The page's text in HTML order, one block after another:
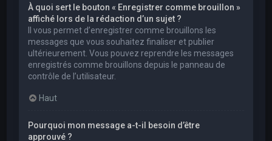
À quoi sert le bouton « Enregistrer comme brouillon »
affiché lors de la rédaction d’un sujet ?
Il vous permet d’enregistrer comme brouillons les
messages que vous souhaitez finaliser et publier
ultérieurement. Vous pouvez reprendre les messages
enregistrés comme brouillons depuis le panneau de
contrôle de l’utilisateur.
Haut
Pourquoi mon message a-t-il besoin d’être
approuvé ?